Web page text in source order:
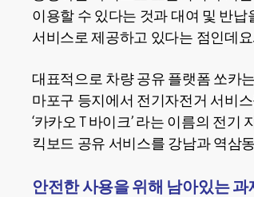
이용할 수 있다는 것과 대여 및 반
서비스로 제공하고 있다는 점인데요.
대표적으로 차량 공유 플랫폼 쏘카
마포구 등지에서 전기자전거 서비
‘카카오 T 바이크’ 라는 이름의 전기
킥보드 공유 서비스를 강남과 역삼
안전한 사용을 위해 남아있는 과